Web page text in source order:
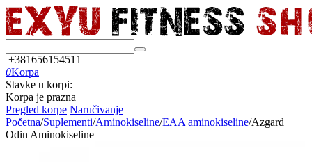
+381656154511
0Korpa
Stavke u korpi:
Korpa je prazna
Pregled korpe Naručivanje
Početna/Suplementi/Aminokiseline/EAA aminokiseline/Azgard
Odin Aminokiseline